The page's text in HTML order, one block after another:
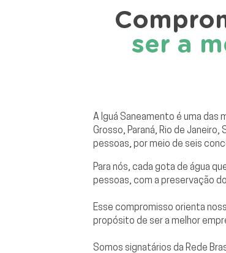
ser a
A Iguá Saneamento é uma
Grosso, Paraná, Rio de
pessoas, por meio de seis
Para nós, cada gota de água
pessoas, com a preservação
Esse compromisso orienta
propósito de ser a melhor
Somos signatários da Rede